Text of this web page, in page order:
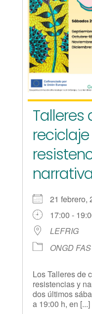
Talleres
21 febrero,
17:00 -
LEFRIG
ONGD FAS
Los Talleres de
resistencias y
dos últimos
a 19:00 h, en [...]